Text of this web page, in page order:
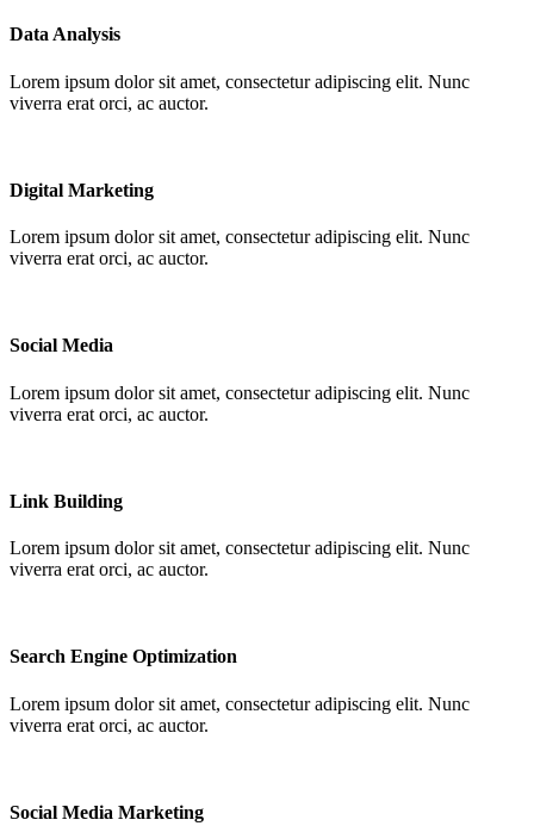
Data Analysis
Lorem ipsum dolor sit amet, consectetur adipiscing elit. Nunc
viverra erat orci, ac auctor.
Digital Marketing
Lorem ipsum dolor sit amet, consectetur adipiscing elit. Nunc
viverra erat orci, ac auctor.
Social Media
Lorem ipsum dolor sit amet, consectetur adipiscing elit. Nunc
viverra erat orci, ac auctor.
Link Building
Lorem ipsum dolor sit amet, consectetur adipiscing elit. Nunc
viverra erat orci, ac auctor.
Search Engine Optimization
Lorem ipsum dolor sit amet, consectetur adipiscing elit. Nunc
viverra erat orci, ac auctor.
Social Media Marketing